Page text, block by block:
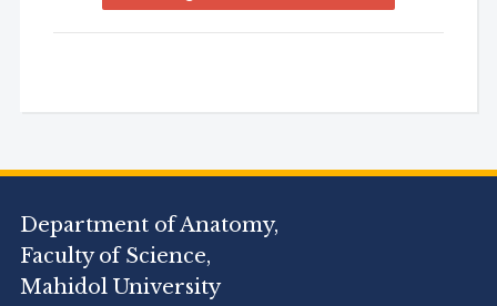
Department of Anatomy,
Faculty of Science,
Mahidol University